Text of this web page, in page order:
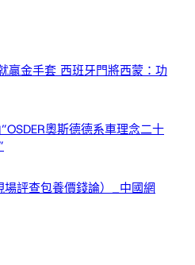
贏金手套 西班牙門將西蒙：功
奧斯德德系車理念二十
評查包養價錢論）_中國網